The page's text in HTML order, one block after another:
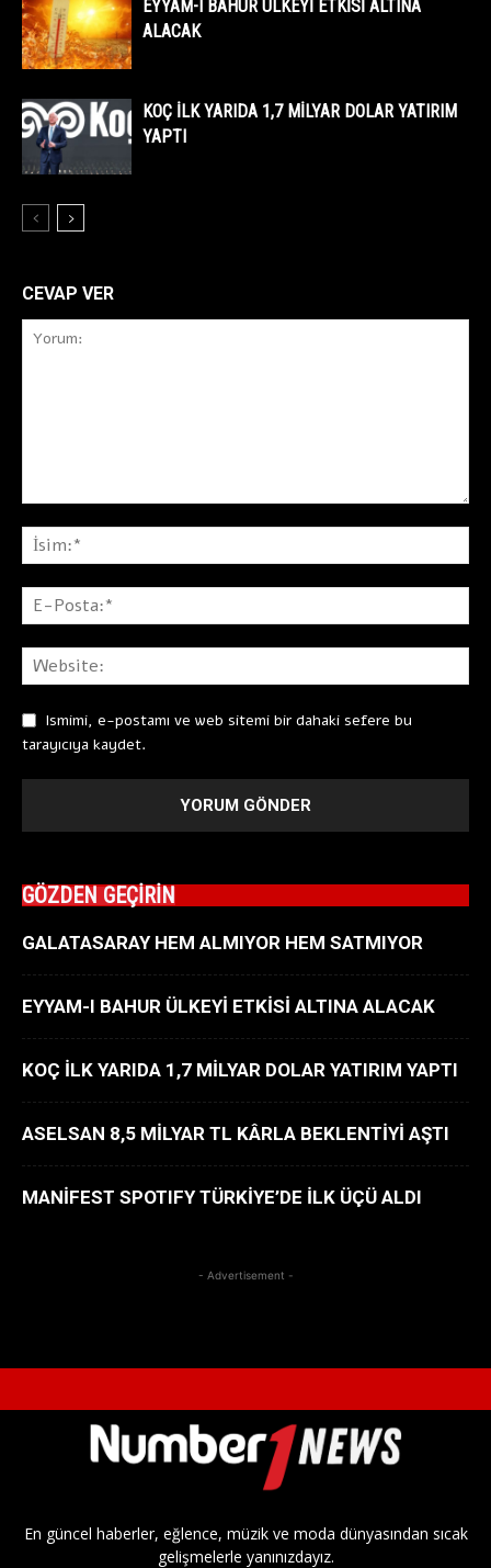
EYYAM-I BAHUR ÜLKEYİ ETKİSİ ALTINA
ALACAK
KOÇ İLK YARIDA 1,7 MİLYAR DOLAR YATIRIM
YAPTI
CEVAP VER
Ismimi, e-postamı ve web sitemi bir dahaki sefere bu
tarayıcıya kaydet.
GÖZDEN GEÇİRİN
GALATASARAY HEM ALMIYOR HEM SATMIYOR
EYYAM-I BAHUR ÜLKEYİ ETKİSİ ALTINA ALACAK
KOÇ İLK YARIDA 1,7 MİLYAR DOLAR YATIRIM YAPTI
ASELSAN 8,5 MİLYAR TL KÂRLA BEKLENTİYİ AŞTI
MANİFEST SPOTIFY TÜRKİYE’DE İLK ÜÇÜ ALDI
- Advertisement -
En güncel haberler, eğlence, müzik ve moda dünyasından sıcak
gelişmelerle yanınızdayız.